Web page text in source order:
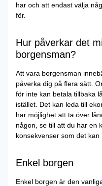
har och att endast välja
för.
Hur påverkar det
borgensman?
Att vara borgensman
påverka dig på flera sätt.
för inte kan betala tillbaka
istället. Det kan leda till
har möjlighet att ta över
någon, se till att du har en
konsekvenser som det kan
Enkel borgen
Enkel borgen är den